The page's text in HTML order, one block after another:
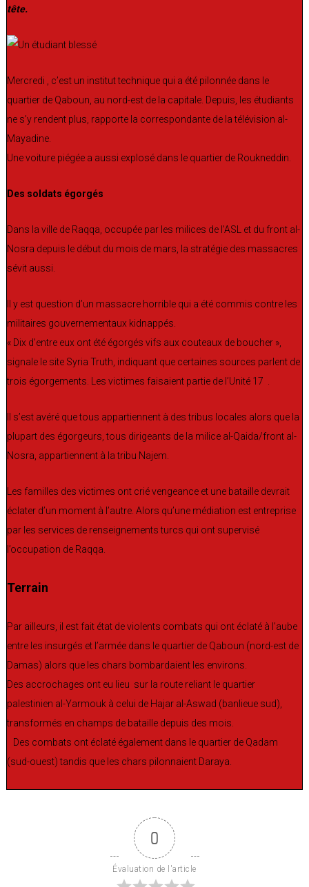
tête.
Mercredi , c’est un institut technique qui a été pilonnée dans le
quartier de Qaboun, au nord-est de la capitale. Depuis, les étudiants
ne s’y rendent plus, rapporte la correspondante de la télévision al-
Mayadine.
Une voiture piégée a aussi explosé dans le quartier de Roukneddin.
Des soldats égorgés
Dans la ville de Raqqa, occupée par les milices de l’ASL et du front al-
Nosra depuis le début du mois de mars, la stratégie des massacres
sévit aussi.
Il y est question d’un massacre horrible qui a été commis contre les
militaires gouvernementaux kidnappés.
« Dix d’entre eux ont été égorgés vifs aux couteaux de boucher »,
signale le site Syria Truth, indiquant que certaines sources parlent de
trois égorgements. Les victimes faisaient partie de l’Unité 17 .
Il s’est avéré que tous appartiennent à des tribus locales alors que la
plupart des égorgeurs, tous dirigeants de la milice al-Qaida/front al-
Nosra, appartiennent à la tribu Najem.
Les familles des victimes ont crié vengeance et une bataille devrait
éclater d’un moment à l’autre. Alors qu’une médiation est entreprise
par les services de renseignements turcs qui ont supervisé
l’occupation de Raqqa.
Terrain
Par ailleurs, il est fait état de violents combats qui ont éclaté à l’aube
entre les insurgés et l’armée dans le quartier de Qaboun (nord-est de
Damas) alors que les chars bombardaient les environs.
Des accrochages ont eu lieu sur la route reliant le quartier
palestinien al-Yarmouk à celui de Hajar al-Aswad (banlieue sud),
transformés en champs de bataille depuis des mois.
Des combats ont éclaté également dans le quartier de Qadam
(sud-ouest) tandis que les chars pilonnaient Daraya.
0
Évaluation de l'article